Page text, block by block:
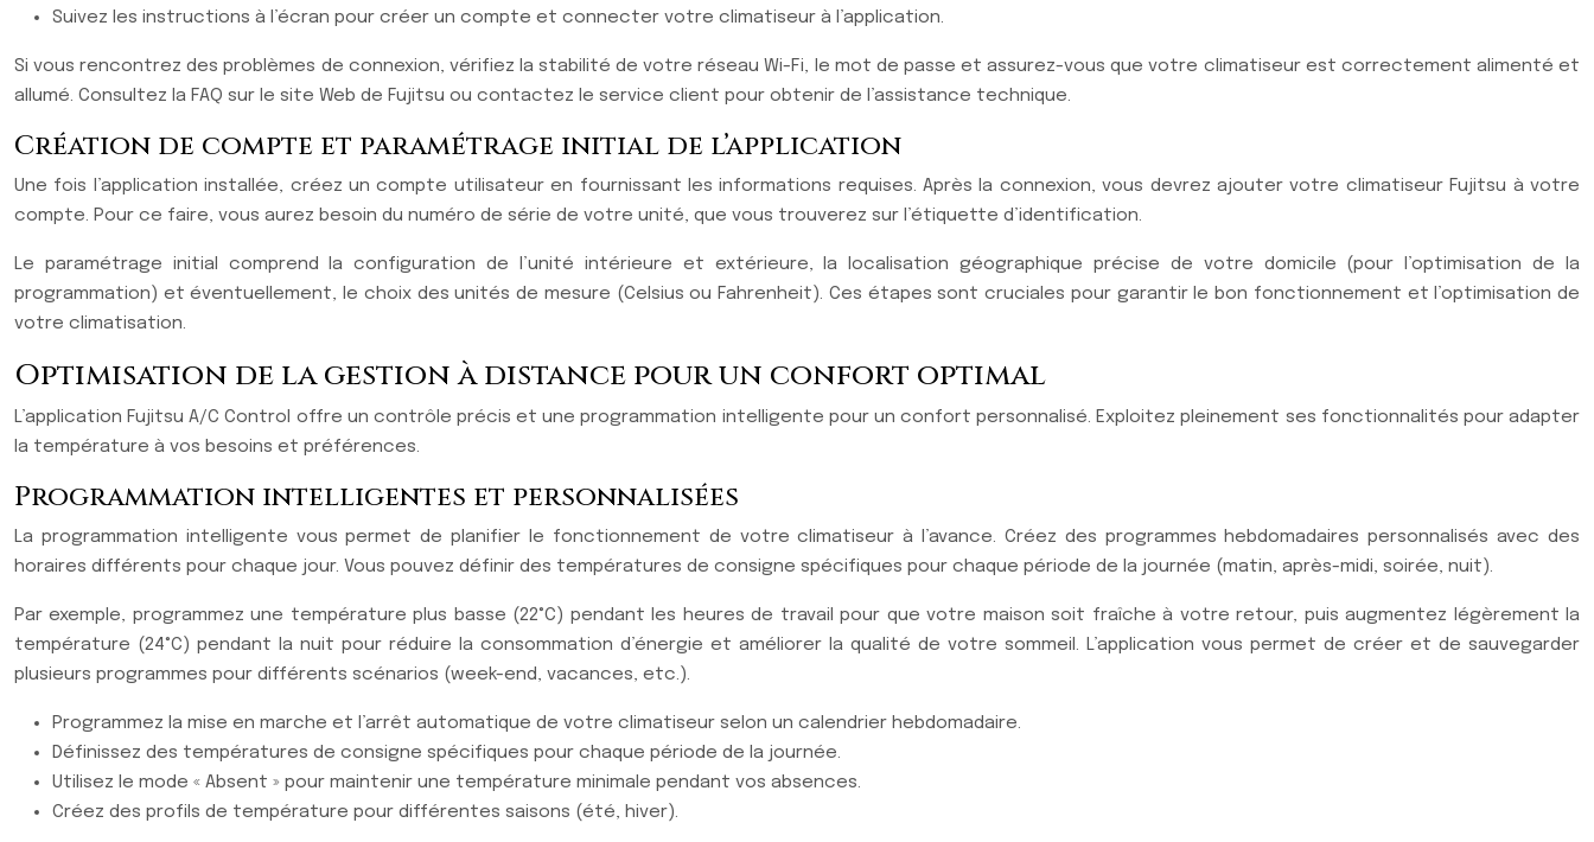
Suivez les instructions à l’écran pour créer un compte et connecter votre climatiseur à l’application.
Si vous rencontrez des problèmes de connexion, vérifiez la stabilité de votre réseau Wi-Fi, le mot de passe et assurez-vous que votre climatiseur est correctement alimenté et
allumé. Consultez la FAQ sur le site Web de Fujitsu ou contactez le service client pour obtenir de l’assistance technique.
Création de compte et paramétrage initial de l’application
Une fois l’application installée, créez un compte utilisateur en fournissant les informations requises. Après la connexion, vous devrez ajouter votre climatiseur Fujitsu à votre
compte. Pour ce faire, vous aurez besoin du numéro de série de votre unité, que vous trouverez sur l’étiquette d’identification.
Le paramétrage initial comprend la configuration de l’unité intérieure et extérieure, la localisation géographique précise de votre domicile (pour l’optimisation de la
programmation) et éventuellement, le choix des unités de mesure (Celsius ou Fahrenheit). Ces étapes sont cruciales pour garantir le bon fonctionnement et l’optimisation de
votre climatisation.
Optimisation de la gestion à distance pour un confort optimal
L’application Fujitsu A/C Control offre un contrôle précis et une programmation intelligente pour un confort personnalisé. Exploitez pleinement ses fonctionnalités pour adapter
la température à vos besoins et préférences.
Programmation intelligentes et personnalisées
La programmation intelligente vous permet de planifier le fonctionnement de votre climatiseur à l’avance. Créez des programmes hebdomadaires personnalisés avec des
horaires différents pour chaque jour. Vous pouvez définir des températures de consigne spécifiques pour chaque période de la journée (matin, après-midi, soirée, nuit).
Par exemple, programmez une température plus basse (22°C) pendant les heures de travail pour que votre maison soit fraîche à votre retour, puis augmentez légèrement la
température (24°C) pendant la nuit pour réduire la consommation d’énergie et améliorer la qualité de votre sommeil. L’application vous permet de créer et de sauvegarder
plusieurs programmes pour différents scénarios (week-end, vacances, etc.).
Programmez la mise en marche et l’arrêt automatique de votre climatiseur selon un calendrier hebdomadaire.
Définissez des températures de consigne spécifiques pour chaque période de la journée.
Utilisez le mode « Absent » pour maintenir une température minimale pendant vos absences.
Créez des profils de température pour différentes saisons (été, hiver).